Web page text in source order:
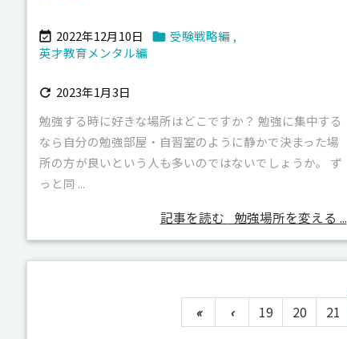
 2022年12月10日  受験戦略編 ,
英才教育メンタル編
 2023年1月3日
勉強する時に好きな場所はどこですか？ 勉強に集中する
なら自分の勉強部屋・自習室のように静かで決まった場
所の方が良いという人も多いのではないでしょうか。 ず
っと同 ...
記事を読む 勉強場所を変える ...
« ‹ 19 20 21